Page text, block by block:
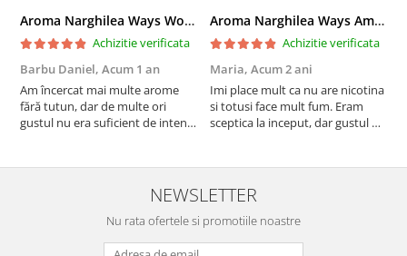
Aroma Narghilea Ways World Trade Center - Piersica cu Ice Tea, 200gr
Achizitie verificata
Barbu Daniel, Acum 1 an
Am încercat mai multe arome
fără tutun, dar de multe ori
gustul nu era suficient de intens.
pe toată durata sesiunii. Chiar
dacă nu conține tutun, senzația
Aroma Narghilea Ways Amore - Banana, Ananas si Menta, 200gr
Achizitie verificata
Maria, Acum 2 ani
Imi place mult ca nu are nicotina
si totusi face mult fum. Eram
sceptica la inceput, dar gustul de
ramane miros neplacut in
camera de tutun sau tigara.
NEWSLETTER
Nu rata ofertele si promotiile noastre